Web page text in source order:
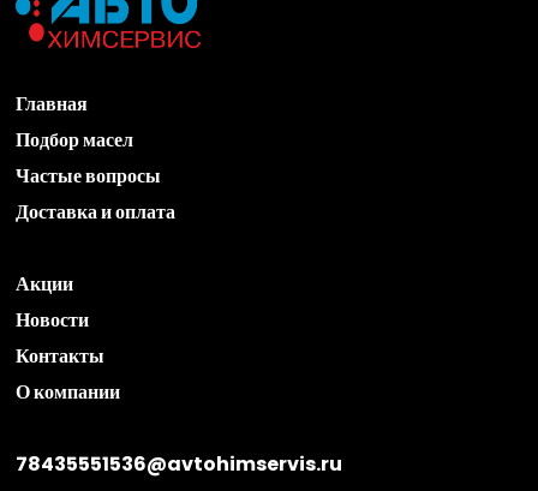
Главная
Подбор масел
Частые вопросы
Доставка и оплата
Акции
Новости
Контакты
О компании
78435551536@avtohimservis.ru